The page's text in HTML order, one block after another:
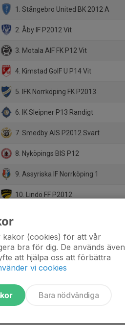
1. Stångebro United BK 2012 A
2. Åby IF P2012 Vit
3. Motala AIF FK P12 Vit
4. Kimstad GoIF U P14 Vit
5. IFK Norrköping FK P2013
6. IK Sleipner P13 Randigt
7. Smedby AIS P2012 Svart
8. Nyköpings BIS P12
9. Assyriska IF Norrköping 1
10. Lindö FF P2012
12. Stångebro United BK 2012-13
kakor (cookies) för att vår
bra för dig. De används även
att hjälpa oss att förbättra
vi cookies
Bara nödvändiga